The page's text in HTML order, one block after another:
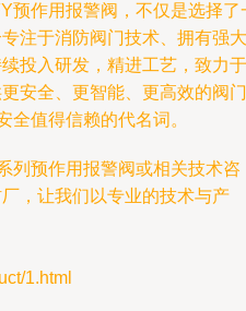
预作用报警阀，不仅是选择了
注于消防阀门技术、拥有强大
投入研发，精进工艺，致力于
安全、更智能、更高效的阀门
全值得信赖的代名词。
列预作用报警阀或相关技术咨
，让我们以专业的技术与产
1.html